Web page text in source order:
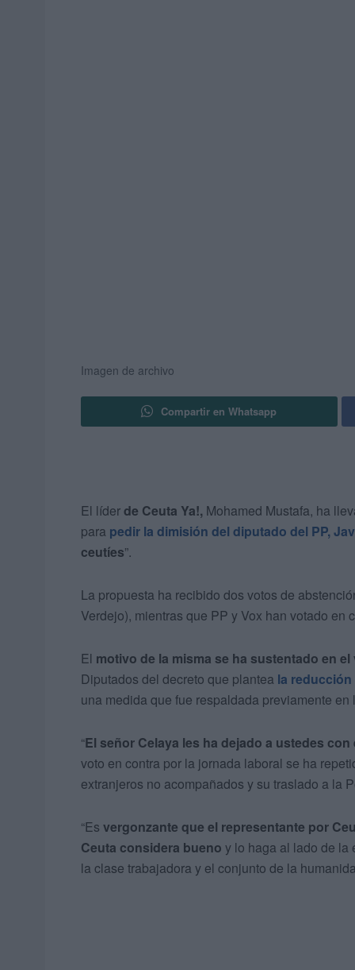
Imagen de archivo
Compartir en Whatsapp
El líderde Ceuta Ya!, Mohamed Mustafa, ha
para pedir la dimisión del diputado del PP,
ceutíes”.
La propuesta ha recibido dos votos de
Verdejo), mientras que PP y Vox han votado en
El motivo de la misma se ha sustentado en
Diputados del decreto que plantea la reducción
una medida que fue respaldada previamente
“El señor Celaya les ha dejado a ustedes con
voto en contra por la jornada laboral se ha
extranjeros no acompañados y su traslado a la
“Es vergonzante que el representante por
Ceuta considera bueno y lo haga al lado de la
la clase trabajadora y el conjunto de la